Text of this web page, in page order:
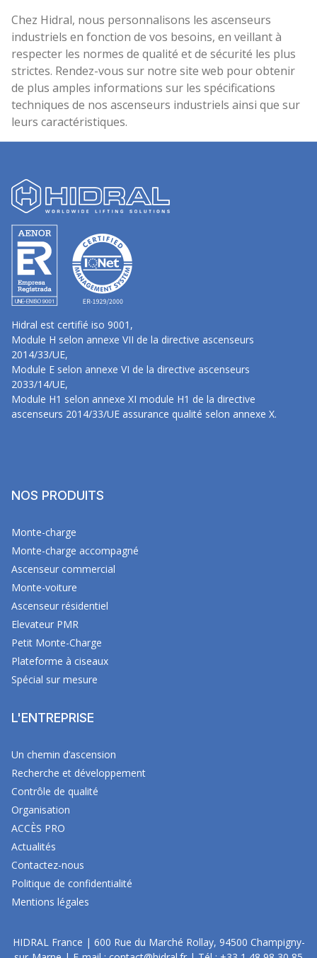
Chez Hidral, nous personnalisons les ascenseurs
industriels en fonction de vos besoins, en veillant à
respecter les normes de qualité et de sécurité les plus
strictes. Rendez-vous sur notre site web pour obtenir
de plus amples informations sur les spécifications
techniques de nos ascenseurs industriels ainsi que sur
leurs caractéristiques.
Hidral est certifié iso 9001,
Module H selon annexe VII de la directive ascenseurs
2014/33/UE,
Module E selon annexe VI de la directive ascenseurs
2033/14/UE,
Module H1 selon annexe XI module H1 de la directive
ascenseurs 2014/33/UE assurance qualité selon annexe X.
NOS PRODUITS
Monte-charge
Monte-charge accompagné
Ascenseur commercial
Monte-voiture
Ascenseur résidentiel
Elevateur PMR
Petit Monte-Charge
Plateforme à ciseaux
Spécial sur mesure
L'ENTREPRISE
Un chemin d’ascension
Recherche et développement
Contrôle de qualité
Organisation
ACCÈS PRO
Actualités
Contactez-nous
Politique de confidentialité
Mentions légales
HIDRAL France | 600 Rue du Marché Rollay, 94500 Champigny-